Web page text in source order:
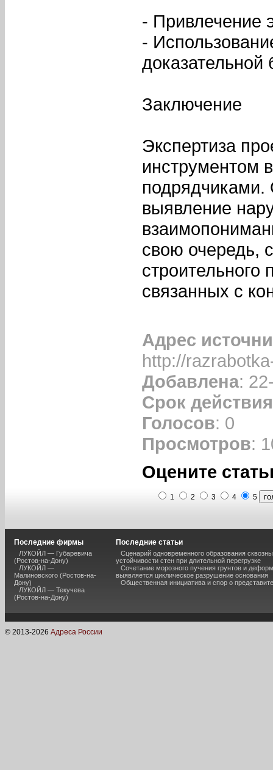
- Привлечение
-
доказательной
Заключение
Экспертиза
инструментом
подрядчиками.
выявление
свою очередь,
строительного
связанных с
Адрес
http://
Добавлена:
Срок действия
Голосов: 0
Просмотров:
Оцените
1 2 3 4 5
Последние фирмы
ЛУКОЙЛ — Губаревича
(Ростов-на-Дону)
ЛУКОЙЛ —
Малиновского (Ростов-на-
Дону)
ЛУКОЙЛ — Текучева
(Ростов-на-Дону)
Последние статьи
Сценарий одновременного образования
устойчивости стен при длительной перегрузке
Сочетание морозного пучения грунтов и
выявляется циклическое разрушение основания
Общественная инициатива и спор о
© 2013-2026 Адреса России